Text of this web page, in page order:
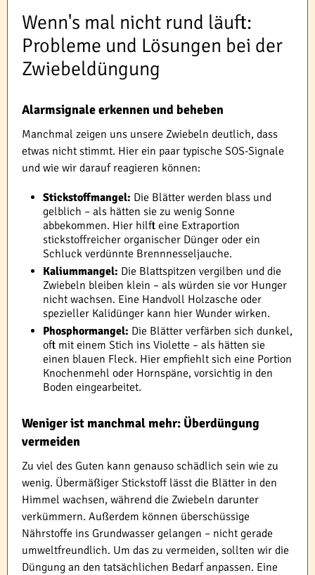
Wenn's mal nicht rund läuft:
Probleme und Lösungen bei der
Zwiebeldüngung
Alarmsignale erkennen und beheben
Manchmal zeigen uns unsere Zwiebeln deutlich, dass
etwas nicht stimmt. Hier ein paar typische SOS-Signale
und wie wir darauf reagieren können:
Stickstoffmangel: Die Blätter werden blass und
gelblich – als hätten sie zu wenig Sonne
abbekommen. Hier hilft eine Extraportion
stickstoffreicher organischer Dünger oder ein
Schluck verdünnte Brennnesseljauche.
Kaliummangel: Die Blattspitzen vergilben und die
Zwiebeln bleiben klein – als würden sie vor Hunger
nicht wachsen. Eine Handvoll Holzasche oder
spezieller Kalidünger kann hier Wunder wirken.
Phosphormangel: Die Blätter verfärben sich dunkel,
oft mit einem Stich ins Violette – als hätten sie
einen blauen Fleck. Hier empfiehlt sich eine Portion
Knochenmehl oder Hornspäne, vorsichtig in den
Boden eingearbeitet.
Weniger ist manchmal mehr: Überdüngung
vermeiden
Zu viel des Guten kann genauso schädlich sein wie zu
wenig. Übermäßiger Stickstoff lässt die Blätter in den
Himmel wachsen, während die Zwiebeln darunter
verkümmern. Außerdem können überschüssige
Nährstoffe ins Grundwasser gelangen – nicht gerade
umweltfreundlich. Um das zu vermeiden, sollten wir die
Düngung an den tatsächlichen Bedarf anpassen. Eine